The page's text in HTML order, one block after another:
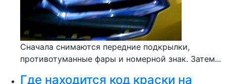
Сначала снимаются передние подкрылки,
противотуманные фары и номерной знак. Затем...
Где находится код краски на